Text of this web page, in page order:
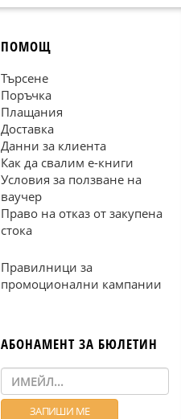
ПОМОЩ
Търсене
Поръчка
Плащания
Доставка
Данни за клиента
Как да свалим е-книги
Условия за ползване на
ваучер
Право на отказ от закупена
стока
Правилници за
промоционални кампании
АБОНАМЕНТ ЗА БЮЛЕТИН